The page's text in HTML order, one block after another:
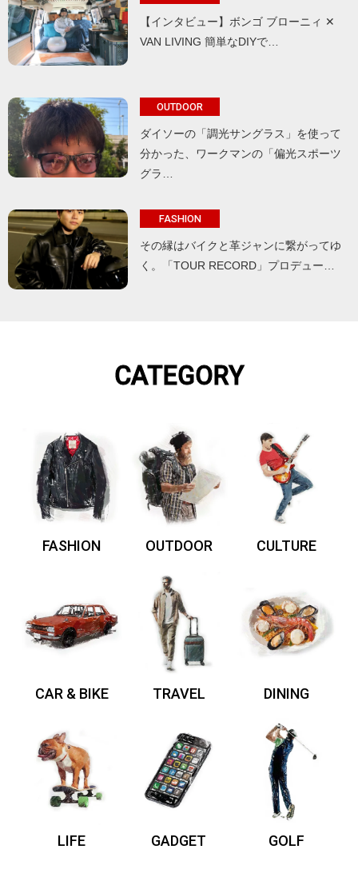
【インタビュー】ボンゴ ブローニィ ✕
VAN LIVING 簡単なDIYで…
OUTDOOR
ダイソーの「調光サングラス」を使って
分かった、ワークマンの「偏光スポーツ
グラ…
FASHION
その縁はバイクと革ジャンに繋がってゆ
く。「TOUR RECORD」プロデュー…
CATEGORY
FASHION OUTDOOR CULTURE
CAR & BIKE TRAVEL DINING
LIFE GADGET GOLF